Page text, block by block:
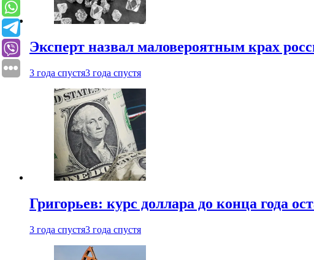
Эксперт назвал маловероятным крах
3 года спустя3 года спустя
Григорьев: курс доллара до конца года
3 года спустя3 года спустя